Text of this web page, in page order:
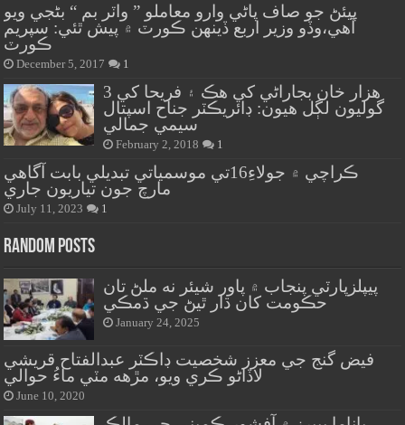
پيئڻ جو صاف پاڻي وارو معاملو ” واٽر بم “ بڻجي ويو
آهي،وڏو وزير اربع ڏينهن ڪورٽ ۾ پيش ٿئي: سپريم
ڪورٽ
December 5, 2017 1
هزار خان بجاراڻي کي هڪ ۽ فريحا کي 3
گوليون لڳل هيون: ڊائريڪٽر جناح اسپتال
سيمي جمالي
February 2, 2018 1
ڪراچي ۾ جولاءِ16تي موسمياتي تبديلي بابت آگاهي
مارچ جون تياريون جاري
July 11, 2023 1
Random Posts
پيپلزپارٽي پنجاب ۾ پاور شيئر نه ملڻ تان
حڪومت کان ڌار ٿيڻ جي ڌمڪي
January 24, 2025
فيض گنج جي معزز شخصيت ڊاڪٽر عبدالفتاح قريشي
لاڏاڻو ڪري ويو، مڙهه مٽي ماءُ حوالي
June 10, 2020